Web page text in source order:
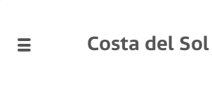
Costa del Sol